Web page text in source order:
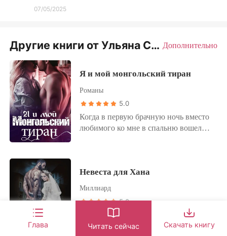
07/05/2025
Другие книги от Ульяна Соболева Дополнительно
Я и мой монгольский тиран
Романы
5.0
Когда в первую брачную ночь вместо
любимого ко мне в спальню вошел
правду – меня проиграл в карты мой
собственный муж и отдал на 30 дней
в рабство ужасному человеку по
кличке Хан.
Невеста для Хана
Миллиард
5.0
Когда в первую брачную ночь вместо
любимого ко мне в спальню вошел
Глава Читать сейчас Скачать книгу